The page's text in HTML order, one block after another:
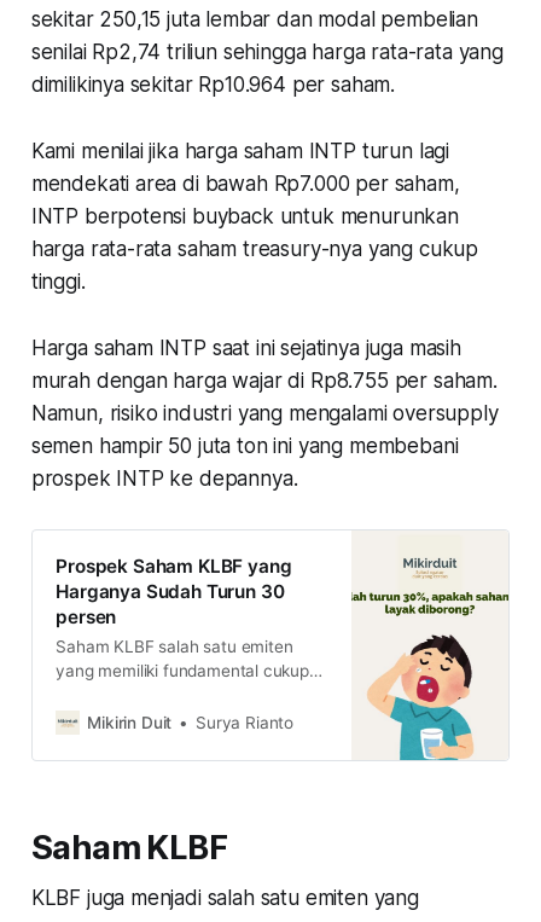
sekitar 250,15 juta lembar dan modal pembelian
senilai Rp2,74 triliun sehingga harga rata-rata yang
dimilikinya sekitar Rp10.964 per saham.
Kami menilai jika harga saham INTP turun lagi
mendekati area di bawah Rp7.000 per saham,
INTP berpotensi buyback untuk menurunkan
harga rata-rata saham treasury-nya yang cukup
tinggi.
Harga saham INTP saat ini sejatinya juga masih
murah dengan harga wajar di Rp8.755 per saham.
Namun, risiko industri yang mengalami oversupply
semen hampir 50 juta ton ini yang membebani
prospek INTP ke depannya.
Prospek Saham KLBF yang
Harganya Sudah Turun 30
persen
Saham KLBF salah satu emiten
yang memiliki fundamental cukup
Pertanyaannya, setelah harga
sudah cukup murah untuk diserok?
Mikirin Duit Surya Rianto
Saham KLBF
KLBF juga menjadi salah satu emiten yang